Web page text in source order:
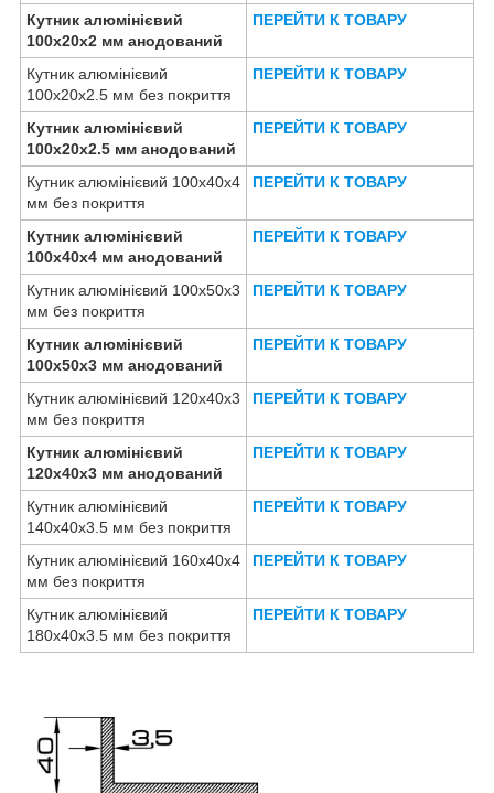
Кутник алюмінієвий
100х20х2 мм анодований
ПЕРЕЙТИ К ТОВАРУ
Кутник алюмінієвий
100х20х2.5 мм без покриття
ПЕРЕЙТИ К ТОВАРУ
Кутник алюмінієвий
100х20х2.5 мм анодований
ПЕРЕЙТИ К ТОВАРУ
Кутник алюмінієвий 100х40х4
мм без покриття
ПЕРЕЙТИ К ТОВАРУ
Кутник алюмінієвий
100х40х4 мм анодований
ПЕРЕЙТИ К ТОВАРУ
Кутник алюмінієвий 100х50х3
мм без покриття
ПЕРЕЙТИ К ТОВАРУ
Кутник алюмінієвий
100х50х3 мм анодований
ПЕРЕЙТИ К ТОВАРУ
Кутник алюмінієвий 120х40х3
мм без покриття
ПЕРЕЙТИ К ТОВАРУ
Кутник алюмінієвий
120х40х3 мм анодований
ПЕРЕЙТИ К ТОВАРУ
Кутник алюмінієвий
140х40х3.5 мм без покриття
ПЕРЕЙТИ К ТОВАРУ
Кутник алюмінієвий 160х40х4
мм без покриття
ПЕРЕЙТИ К ТОВАРУ
Кутник алюмінієвий
180х40х3.5 мм без покриття
ПЕРЕЙТИ К ТОВАРУ